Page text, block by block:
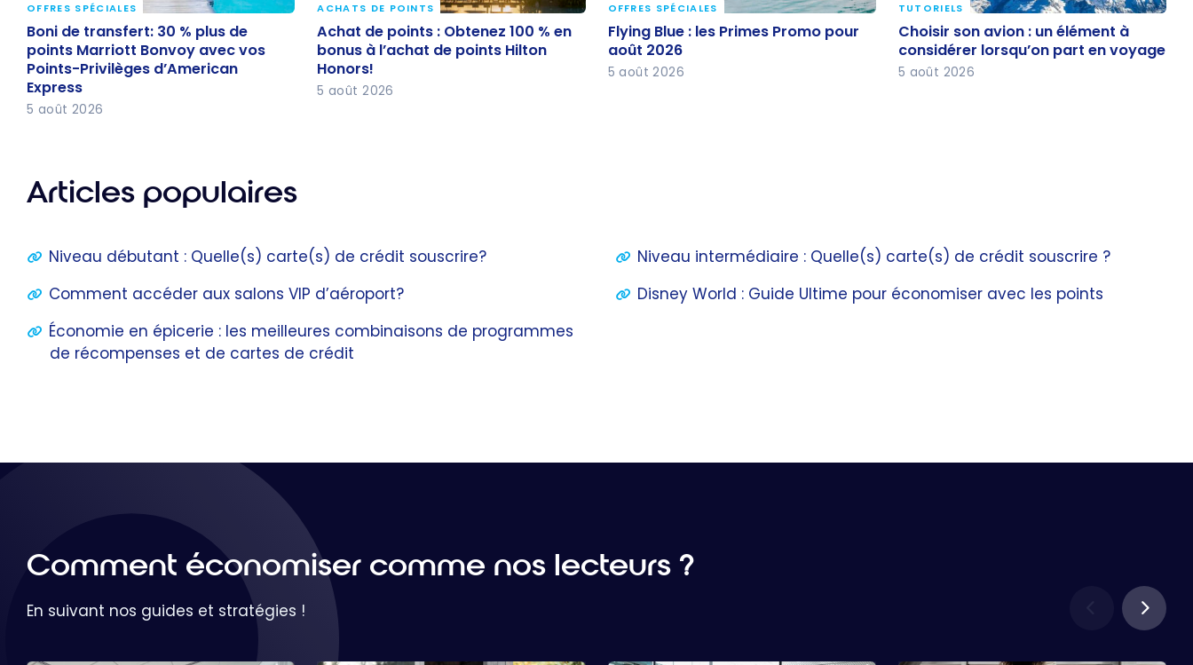
Boni de transfert: 30 % plus de
points Marriott Bonvoy avec vos
Points-Privilèges d’American
Express
OFFRES SPÉCIALES
Boni de transfert: 30 % plus de
points Marriott Bonvoy avec vos
Points-Privilèges d’American
Express
5 août 2026
Achat de points : Obtenez 100 % en
bonus à l’achat de points Hilton
Honors!
ACHATS DE POINTS
Achat de points : Obtenez 100 % en
bonus à l’achat de points Hilton
Honors!
5 août 2026
Flying Blue : les Primes Promo pour
août 2026
OFFRES SPÉCIALES
Flying Blue : les Primes Promo pour
août 2026
5 août 2026
Choisir son avion : un élément à
considérer lorsqu’on part en
voyage
TUTORIELS
Choisir son avion : un élément à
considérer lorsqu’on part en voyage
5 août 2026
Articles populaires
Niveau débutant : Quelle(s) carte(s) de crédit souscrire?
Niveau intermédiaire : Quelle(s) carte(s) de crédit souscrire ?
Comment accéder aux salons VIP d’aéroport?
Disney World : Guide Ultime pour économiser avec les points
Économie en épicerie : les meilleures combinaisons de programmes
de récompenses et de cartes de crédit
Comment économiser comme nos lecteurs ?
En suivant nos guides et stratégies !